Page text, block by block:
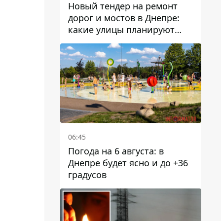
Новый тендер на ремонт
дорог и мостов в Днепре:
какие улицы планируют
обновить и сколько
десятков миллионов гривен
на это хотят потратить
06:45
Погода на 6 августа: в
Днепре будет ясно и до +36
градусов